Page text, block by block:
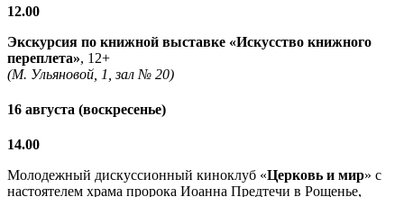
12.00
Экскурсия по книжной выставке «Искусство книжного
переплета», 12+
(М. Ульяновой, 1, зал № 20)
16 августа (воскресенье)
14.00
Молодежный дискуссионный киноклуб «Церковь и мир» с
настоятелем храма пророка Иоанна Предтечи в Рощенье,